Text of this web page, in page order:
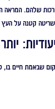
שלהם. המראה
קטנה על העץ
שבאמת חיים בו,
עם כורסה נוחה